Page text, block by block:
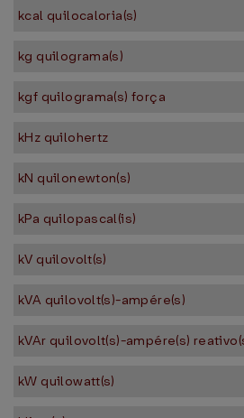
kcal quilocaloria(s)
kg quilograma(s)
kgf quilograma(s) força
kHz quilohertz
kN quilonewton(s)
kPa quilopascal(is)
kV quilovolt(s)
kVA quilovolt(s)-ampére(s)
kVAr quilovolt(s)-ampére(s)
kW quilowatt(s)